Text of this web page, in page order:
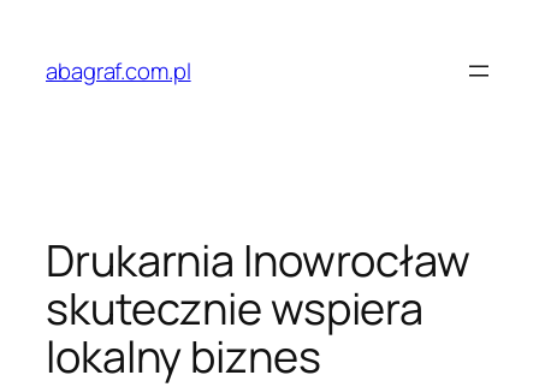
treściabagraf.com.pl
Drukarnia Inowrocław
skutecznie wspiera
lokalny biznes